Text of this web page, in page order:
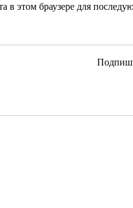
в этом браузере для